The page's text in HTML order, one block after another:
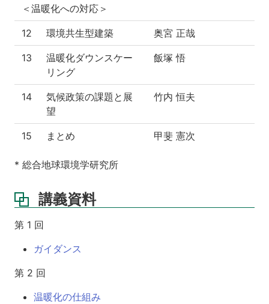
＜温暖化への対応＞
12 環境共生型建築 奥宮 正哉
13
温暖化ダウンスケー
リング
飯塚 悟
14
気候政策の課題と展
望
竹内 恒夫
15 まとめ 甲斐 憲次
* 総合地球環境学研究所
講義資料
第 1 回
ガイダンス
第 2 回
温暖化の仕組み